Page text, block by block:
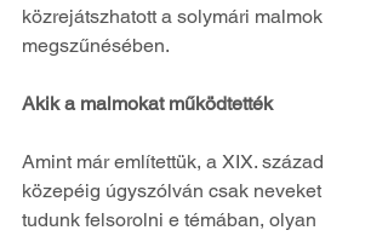
közrejátszhatott a solymári malmok
megszűnésében.
Akik a malmokat működtették
Amint már említettük, a XIX. század
közepéig úgyszólván csak neveket
tudunk felsorolni e témában, olyan